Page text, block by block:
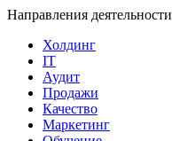
Направления деятельности
Холдинг
IT
Аудит
Продажи
Качество
Маркетинг